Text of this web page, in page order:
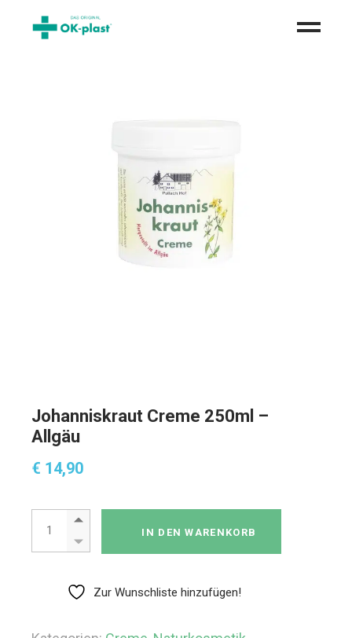
Johanniskraut Creme 250ml –
Allgäu
€ 14,90
Johanniskraut Creme 250ml - Allgäu Menge
IN DEN WARENKORB
Zur Wunschliste hinzufügen!